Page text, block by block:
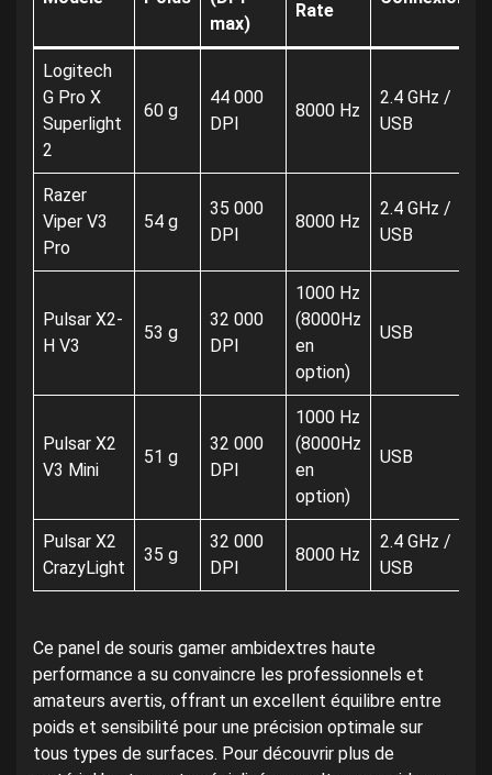
max)
Rate
Logitech
G Pro X
Superlight
2
60 g
44 000
DPI
8000 Hz
2.4 GHz /
USB
Razer
Viper V3
Pro
54 g
35 000
DPI
8000 Hz
2.4 GHz /
USB
Pulsar X2-
H V3
53 g
32 000
DPI
1000 Hz
(8000Hz
en
option)
USB
Pulsar X2
V3 Mini
51 g
32 000
DPI
1000 Hz
(8000Hz
en
option)
USB
Pulsar X2
CrazyLight
35 g
32 000
DPI
8000 Hz
2.4 GHz /
USB
Ce panel de souris gamer ambidextres haute
performance a su convaincre les professionnels et
amateurs avertis, offrant un excellent équilibre entre
poids et sensibilité pour une précision optimale sur
tous types de surfaces. Pour découvrir plus de